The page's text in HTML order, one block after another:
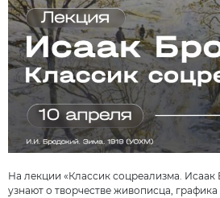
На лекции «Классик соцреализма. Исаак
узнают о творчестве живописца,